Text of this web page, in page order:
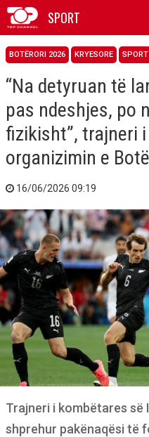
SPORT
BOTËRORI 2026 KRYESORE SPORT
“Na detyruan të
pas ndeshjes, po
fizikisht”, trajneri
organizimin e
16/06/2026 09:19
Trajneri i kombëtares së
shprehur pakënaqësi të